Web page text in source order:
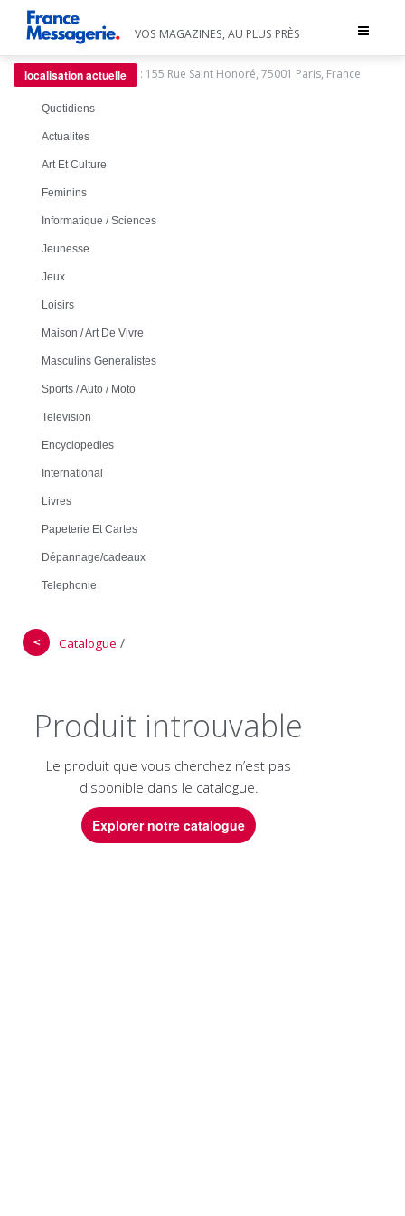
Toggle
VOS MAGAZINES, AU PLUS PRÈS
localisation actuelle : 155 Rue Saint Honoré, 75001 Paris, France
Quotidiens
Actualites
Art Et Culture
Feminins
Informatique / Sciences
Jeunesse
Jeux
Loisirs
Maison / Art De Vivre
Masculins Generalistes
Sports / Auto / Moto
Television
Encyclopedies
International
Livres
Papeterie Et Cartes
Dépannage/cadeaux
Telephonie
＜ Catalogue /
Produit introuvable
Le produit que vous cherchez n’est pas
disponible dans le catalogue.
Explorer notre catalogue